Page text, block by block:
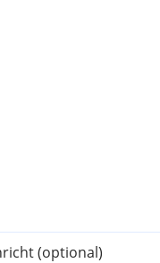
(optional)